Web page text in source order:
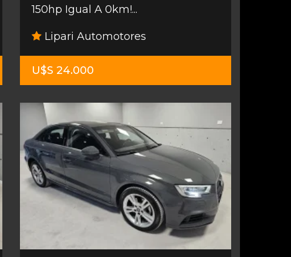
150hp Igual A 0km!...
Lipari Automotores
U$S 24.000